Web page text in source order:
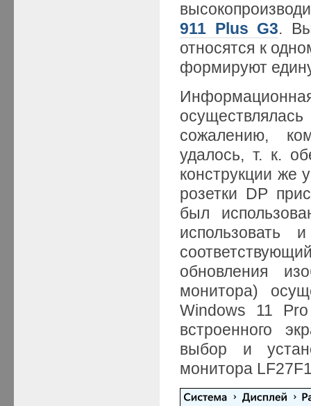
911 Plus G3.
относятся к
формируют
сожалению,
удалось, т. к.
конструкции же
розетки DP
был
использовать
обновления
монитора)
Windows 11
встроенного
выбор и
монитора